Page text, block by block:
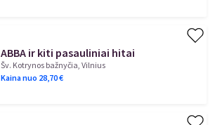
ABBA ir kiti pasauliniai hitai
Šv. Kotrynos bažnyčia, Vilnius
Kaina nuo 28,70€